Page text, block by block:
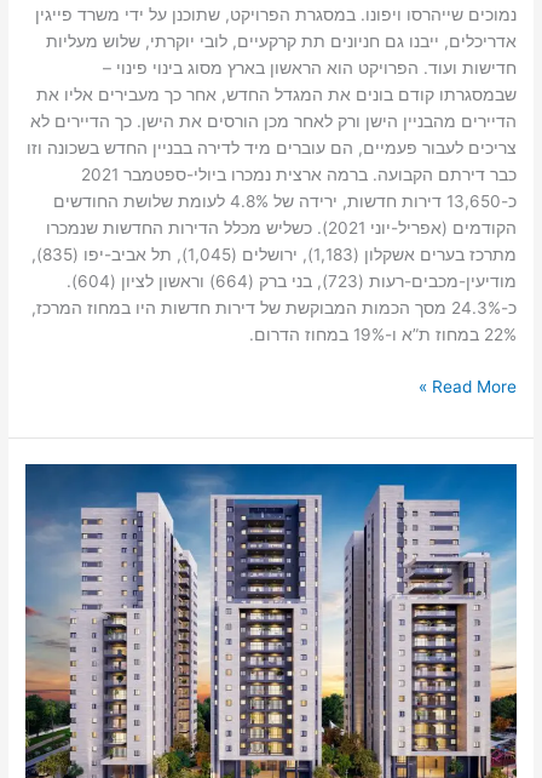
נמוכים שייהרסו ויפונו. במסגרת הפרויקט, שתוכנן על ידי משרד פייגין
אדריכלים, ייבנו גם חניונים תת קרקעיים, לובי יוקרתי, שלוש מעליות
חדישות ועוד. הפרויקט הוא הראשון בארץ מסוג בינוי פינוי –
שבמסגרתו קודם בונים את המגדל החדש, אחר כך מעבירים אליו את
הדיירים מהבניין הישן ורק לאחר מכן הורסים את הישן. כך הדיירים לא
צריכים לעבור פעמיים, הם עוברים מיד לדירה בבניין החדש בשכונה וזו
כבר דירתם הקבועה. ברמה ארצית נמכרו ביולי-ספטמבר 2021
כ-13,650 דירות חדשות, ירידה של 4.8% לעומת שלושת החודשים
הקודמים (אפריל-יוני 2021). כשליש מכלל הדירות החדשות שנמכרו
מתרכז בערים אשקלון (1,183), ירושלים (1,045), תל אביב-יפו (835),
מודיעין-מכבים-רעות (723), בני ברק (664) וראשון לציון (604).
כ-24.3% מסך הכמות המבוקשת של דירות חדשות היו במחוז המרכז,
22% במחוז ת”א ו-19% במחוז הדרום.
Read More »
ברכישת
פנטהאוזים
בראשון
למרות
תקופת
הקורונה